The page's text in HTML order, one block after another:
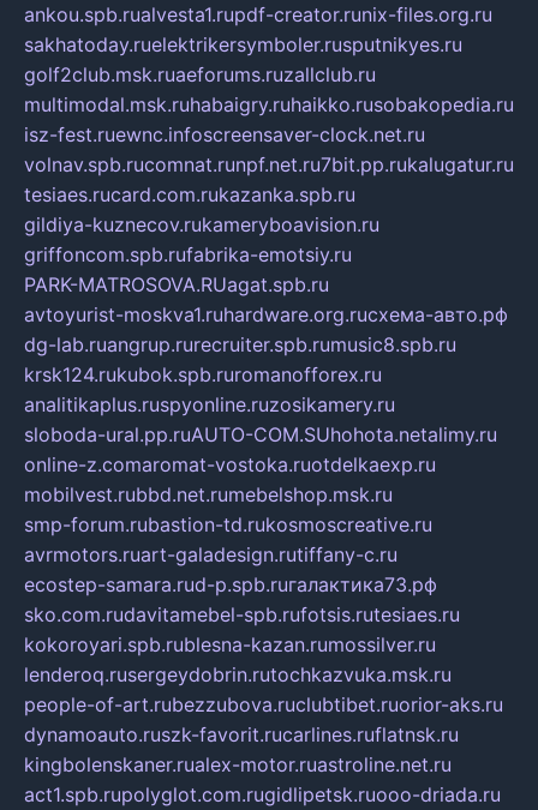
ankou.spb.rualvesta1.rupdf-creator.runix-files.org.ru
sakhatoday.ruelektrikersymboler.rusputnikyes.ru
golf2club.msk.ruaeforums.ruzallclub.ru
multimodal.msk.ruhabaigry.ruhaikko.rusobakopedia.ru
isz-fest.ruewnc.infoscreensaver-clock.net.ru
volnav.spb.rucomnat.runpf.net.ru7bit.pp.rukalugatur.ru
tesiaes.rucard.com.rukazanka.spb.ru
gildiya-kuznecov.rukameryboavision.ru
griffoncom.spb.rufabrika-emotsiy.ru
PARK-MATROSOVA.RUagat.spb.ru
avtoyurist-moskva1.ruhardware.org.ruсхема-авто.рф
dg-lab.ruangrup.rurecruiter.spb.rumusic8.spb.ru
krsk124.rukubok.spb.ruromanofforex.ru
analitikaplus.ruspyonline.ruzosikamery.ru
sloboda-ural.pp.ruAUTO-COM.SUhohota.netalimy.ru
online-z.comaromat-vostoka.ruotdelkaexp.ru
mobilvest.rubbd.net.rumebelshop.msk.ru
smp-forum.rubastion-td.rukosmoscreative.ru
avrmotors.ruart-galadesign.rutiffany-c.ru
ecostep-samara.rud-p.spb.ruгалактика73.рф
sko.com.rudavitamebel-spb.rufotsis.rutesiaes.ru
kokoroyari.spb.rublesna-kazan.rumossilver.ru
lenderoq.rusergeydobrin.rutochkazvuka.msk.ru
people-of-art.rubezzubova.ruclubtibet.ruorior-aks.ru
dynamoauto.ruszk-favorit.rucarlines.ruflatnsk.ru
kingbolenskaner.rualex-motor.ruastroline.net.ru
act1.spb.rupolyglot.com.rugidlipetsk.ruooo-driada.ru